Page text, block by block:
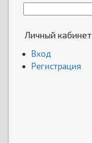
Личный кабинет
Вход
Регистрация